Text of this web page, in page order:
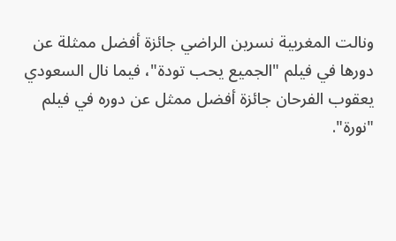
ونالت المغربية نسرين الراضي جائزة أفضل ممثلة عن
دورها في فيلم "الجميع يحب تودة"، فيما نال السعودي
يعقوب الفرحان جائزة أفضل ممثل عن دوره في فيلم
"نورة".